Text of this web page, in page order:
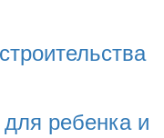
ребенка и